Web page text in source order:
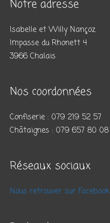
Notre adresse
Isabelle et Willy Nançoz
Impasse du Rhonett 4
3966 Chalais
Nos coordonnées
Confiserie : 079 219 52 57
Châtaignes : 079 657 80 08
Réseaux sociaux
Nous retrouver sur Facebook